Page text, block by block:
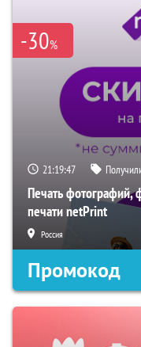
-30%
21:19:46
Печать фотографий,
печати netPrint
Россия
Промокод